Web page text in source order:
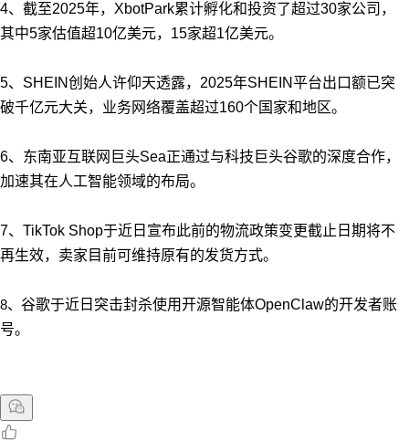
4、截至2025年，XbotPark累计孵化和投资了超过30家公司，
其中5家估值超10亿美元，15家超1亿美元。
5、SHEIN创始人许仰天透露，2025年SHEIN平台出口额已突
破千亿元大关，业务网络覆盖超过160个国家和地区。
6、东南亚互联网巨头Sea正通过与科技巨头谷歌的深度合作，
加速其在人工智能领域的布局。
7、TikTok Shop于近日宣布此前的物流政策变更截止日期将不
再生效，卖家目前可维持原有的发货方式。
8、 谷歌于近日突击封杀使用开源智能体OpenClaw的开发者账
号。